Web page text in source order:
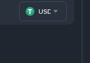
USDT